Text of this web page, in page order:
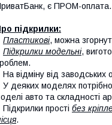
є ПРОМ-оплата.
підкрилки:
Пластикові, можна
Підкрилки модельні,
відміну від заводських
деяких моделях потрібно
авто та складності
прості без
.